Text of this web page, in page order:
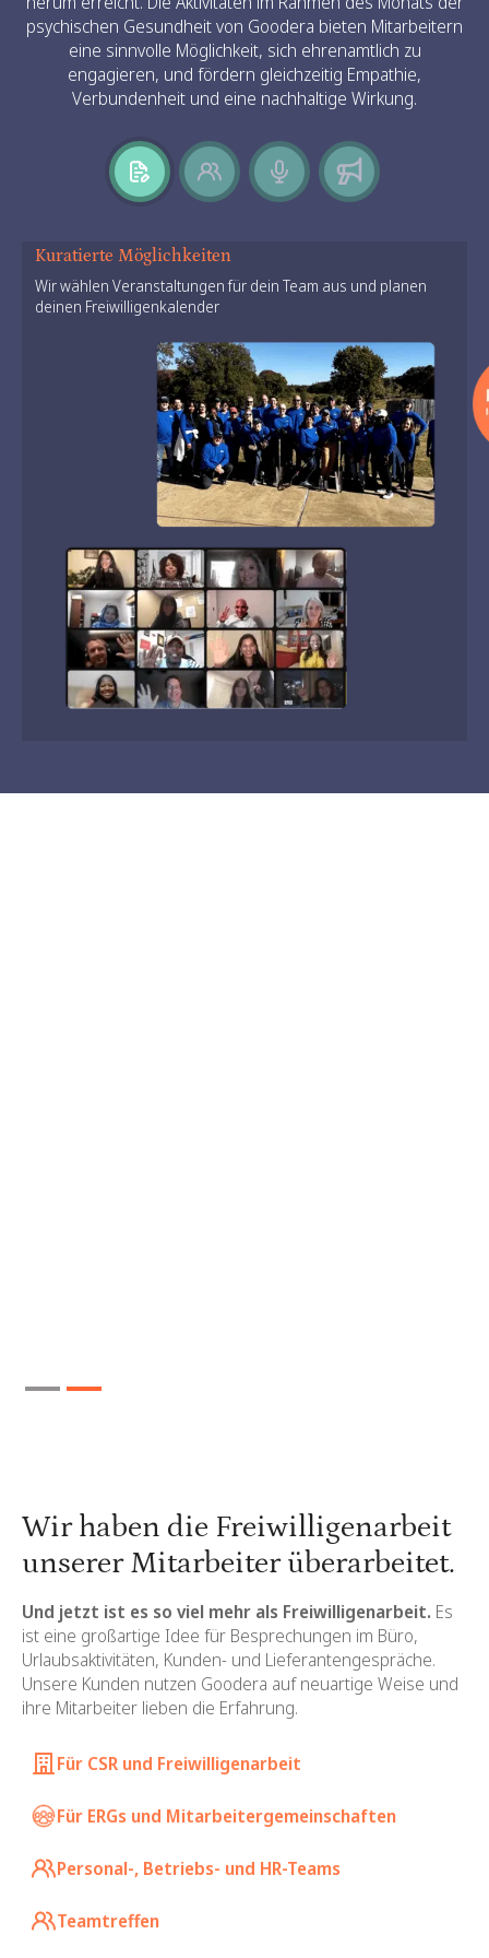
psychischen Gesundheit von Goodera bieten Mitarbeitern
eine sinnvolle Möglichkeit, sich ehrenamtlich zu
engagieren, und fördern gleichzeitig Empathie,
Verbundenheit und eine nachhaltige Wirkung.
Kuratierte Möglichkeiten
Wir wählen Veranstaltungen für dein Team aus und planen
deinen Freiwilligenkalender
Wir haben die Freiwilligenarbeit
unserer Mitarbeiter überarbeitet.
Und jetzt ist es so viel mehr als Freiwilligenarbeit. Es
ist eine großartige Idee für Besprechungen im Büro,
Urlaubsaktivitäten, Kunden- und Lieferantengespräche.
Unsere Kunden nutzen Goodera auf neuartige Weise und
ihre Mitarbeiter lieben die Erfahrung.
Für CSR und Freiwilligenarbeit
Für ERGs und Mitarbeitergemeinschaften
Personal-, Betriebs- und HR-Teams
Teamtreffen
Slide 1 of 2.